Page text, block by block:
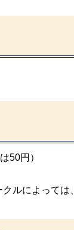
50円）
ルによっては